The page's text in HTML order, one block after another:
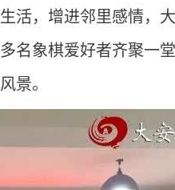
活，增进邻里感情，
名象棋爱好者齐聚一
景。